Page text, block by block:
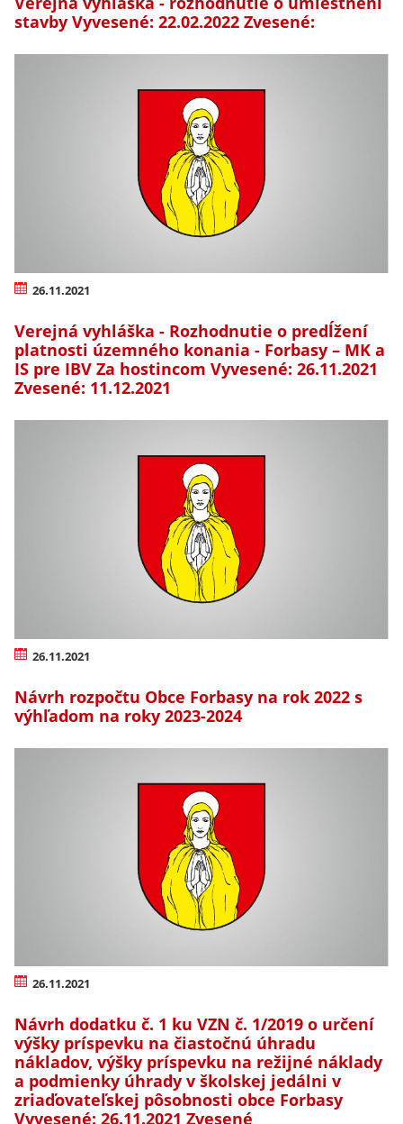
stavby Vyvesené: 22.02.2022 Zvesené:
26.11.2021
Verejná vyhláška - Rozhodnutie o predĺžení
platnosti územného konania - Forbasy – MK a
IS pre IBV Za hostincom Vyvesené: 26.11.2021
Zvesené: 11.12.2021
26.11.2021
Návrh rozpočtu Obce Forbasy na rok 2022 s
výhľadom na roky 2023-2024
26.11.2021
Návrh dodatku č. 1 ku VZN č. 1/2019 o určení
výšky príspevku na čiastočnú úhradu
nákladov, výšky príspevku na režijné náklady
a podmienky úhrady v školskej jedálni v
zriaďovateľskej pôsobnosti obce Forbasy
Vyvesené: 26.11.2021 Zvesené